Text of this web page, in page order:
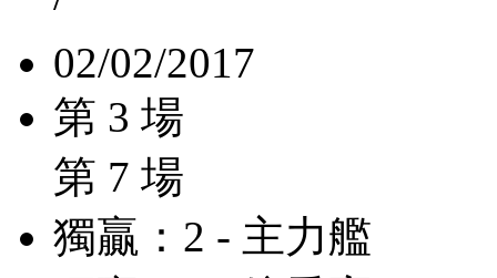
02/02/2017
第 3 場
第 7 場
獨贏：2 - 主力艦